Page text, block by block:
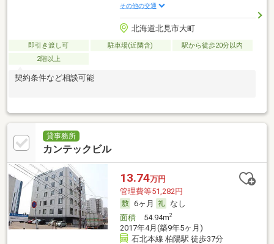
その他の交通
北海道北見市大町
即引き渡し可 駐車場(近隣含)
駅から徒歩20分以内
2階以上
契約条件など相談可能
貸事務所
カンテックビル
13.74万円
管理費等51,282円
6ヶ月
なし
面積54.94m2
2017年4月(築9年5ヶ月)
石北本線 柏陽駅 徒歩37分